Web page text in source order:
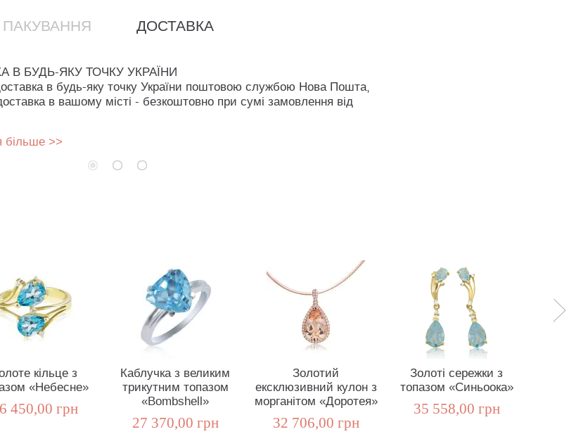
ПАКУВАННЯ ДОСТАВКА
В БУДЬ-ЯКУ ТОЧКУ УКРАЇНИ
в будь-яку точку України поштовою службою Нова Пошта,
в вашому місті - безкоштовно при сумі замовлення від
більше >>
кільце з
«Небесне»
450,00 грн
Каблучка з великим
трикутним топазом
«Bombshell»
27 370,00 грн
Золотий
ексклюзивний кулон з
морганітом «Доротея»
32 706,00 грн
Золоті сережки з
топазом «Синьоока»
35 558,00 грн